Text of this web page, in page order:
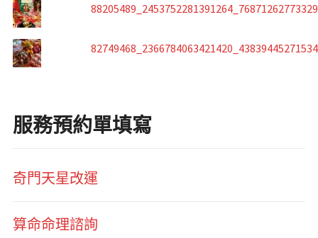
服務預約單填寫
奇門天星改運
算命命理諮詢